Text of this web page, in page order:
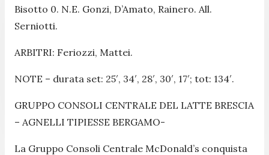
Bisotto 0. N.E. Gonzi, D’Amato, Rainero. All.
Serniotti.
ARBITRI: Feriozzi, Mattei.
NOTE – durata set: 25′, 34′, 28′, 30′, 17′; tot: 134′.
GRUPPO CONSOLI CENTRALE DEL LATTE BRESCIA
– AGNELLI TIPIESSE BERGAMO-
La Gruppo Consoli Centrale McDonald’s conquista